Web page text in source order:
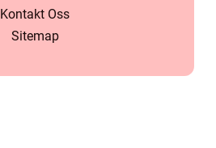
Kontakt Oss
Sitemap